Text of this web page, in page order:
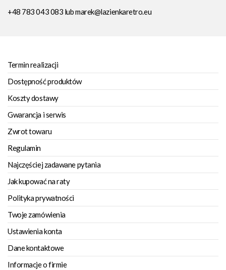
+48 783 043 083 lubmarek@lazienkaretro.eu
Termin realizacji
Dostępność produktów
Koszty dostawy
Gwarancja i serwis
Zwrot towaru
Regulamin
Najczęściej zadawane pytania
Jak kupować na raty
Polityka prywatności
Twoje zamówienia
Ustawienia konta
Dane kontaktowe
Informacje o firmie